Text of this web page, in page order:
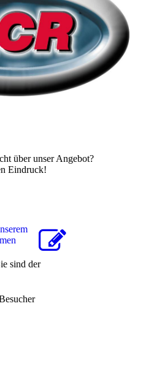
über unser Angebot?
Eindruck!
sind der